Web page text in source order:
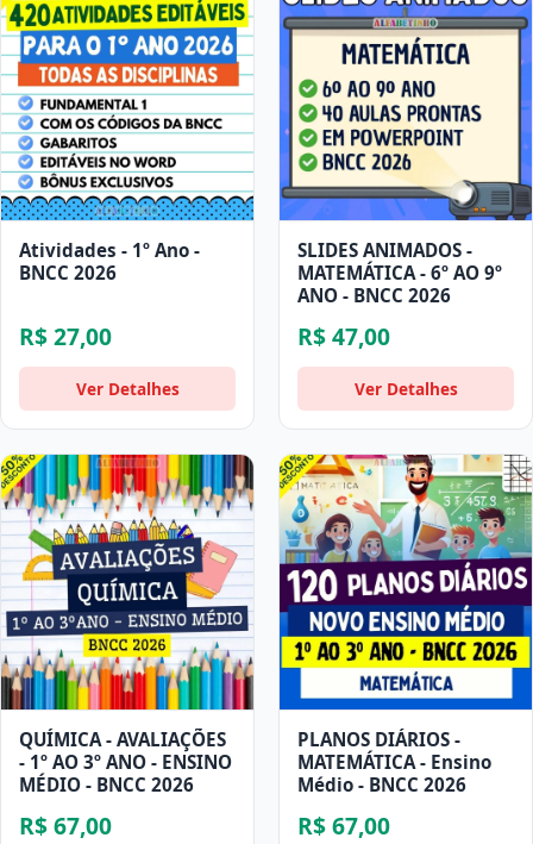
Atividades - 1º Ano -
BNCC 2026
R$ 27,00
Ver Detalhes
SLIDES ANIMADOS -
MATEMÁTICA - 6º AO 9º
ANO - BNCC 2026
R$ 47,00
Ver Detalhes
QUÍMICA - AVALIAÇÕES
- 1º AO 3º ANO - ENSINO
MÉDIO - BNCC 2026
R$ 67,00
PLANOS DIÁRIOS -
MATEMÁTICA - Ensino
Médio - BNCC 2026
R$ 67,00